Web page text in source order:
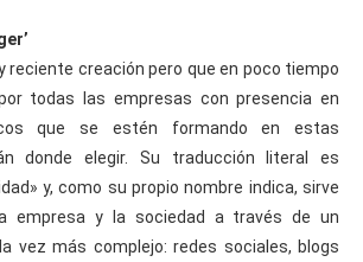
reciente creación pero que en poco tiempo
todas las empresas con presencia en
que se estén formando en estas
donde elegir. Su traducción literal es
y, como su propio nombre indica, sirve
empresa y la sociedad a través de un
vez más complejo: redes sociales, blogs